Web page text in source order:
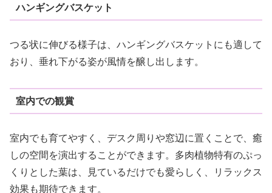
ハンギングバスケット
つる状に伸びる様子は、ハンギングバスケットにも適して
おり、垂れ下がる姿が風情を醸し出します。
室内での観賞
室内でも育てやすく、デスク周りや窓辺に置くことで、癒
しの空間を演出することができます。多肉植物特有のぷっ
くりとした葉は、見ているだけでも愛らしく、リラックス
効果も期待できます。